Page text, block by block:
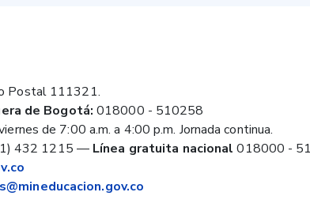
Postal 111321.
de Bogotá: 018000 - 510258
de 7:00 a.m. a 4:00 p.m. Jornada continua.
432 1215 — Línea gratuita nacional 018000 -